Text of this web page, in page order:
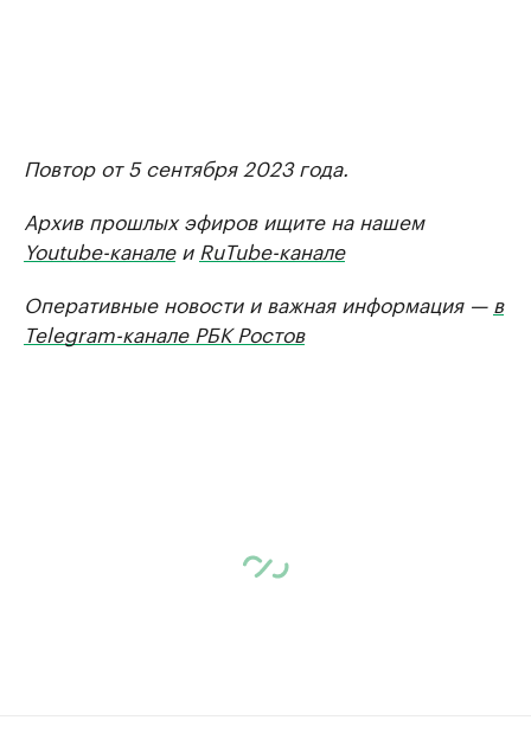
Повтор от 5 сентября 2023 года.
Архив прошлых эфиров ищите на нашем
Youtube-каналеи RuTube-канале
Оперативные новости и важная информация —в
Telegram-канале РБК Ростов